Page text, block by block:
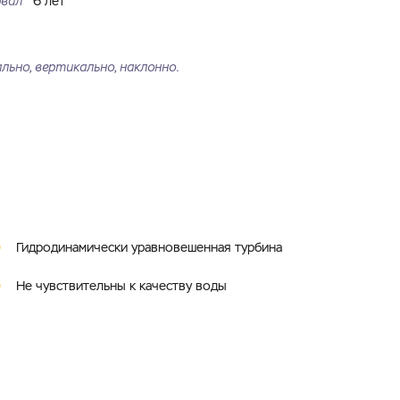
вертикально, наклонно.
Гидродинамически уравновешенная турбина
Не чувствительны к качеству воды